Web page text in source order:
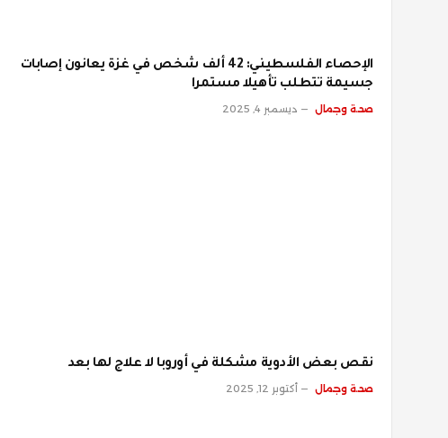
الإحصاء الفلسطيني: 42 ألف شخص في غزة يعانون إصابات
جسيمة تتطلب تأهيلا مستمرا
صحة وجمال ديسمبر 4, 2025
نقص بعض الأدوية مشكلة في أوروبا لا علاج لها بعد
صحة وجمال أكتوبر 12, 2025